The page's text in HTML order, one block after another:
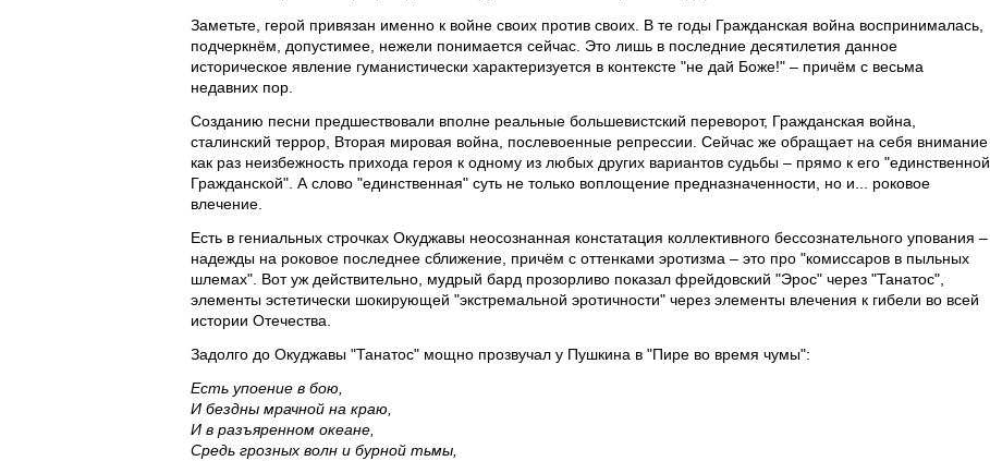
Заметьте, герой привязан именно к войне своих против своих. В те годы Гражданская война воспринималась,
подчеркнём, допустимее, нежели понимается сейчас. Это лишь в последние десятилетия данное
историческое явление гуманистически характеризуется в контексте "не дай Боже!" – причём с весьма
недавних пор.
Созданию песни предшествовали вполне реальные большевистский переворот, Гражданская война,
сталинский террор, Вторая мировая война, послевоенные репрессии. Сейчас же обращает на себя внимание
как раз неизбежность прихода героя к одному из любых других вариантов судьбы – прямо к его "единственной
Гражданской". А слово "единственная" суть не только воплощение предназначенности, но и... роковое
влечение.
Есть в гениальных строчках Окуджавы неосознанная констатация коллективного бессознательного упования –
надежды на роковое последнее сближение, причём с оттенками эротизма – это про "комиссаров в пыльных
шлемах". Вот уж действительно, мудрый бард прозорливо показал фрейдовский "Эрос" через "Танатос",
элементы эстетически шокирующей "экстремальной эротичности" через элементы влечения к гибели во всей
истории Отечества.
Задолго до Окуджавы "Танатос" мощно прозвучал у Пушкина в "Пире во время чумы":
Есть упоение в бою,
И бездны мрачной на краю,
И в разъяренном океане,
Средь грозных волн и бурной тьмы,